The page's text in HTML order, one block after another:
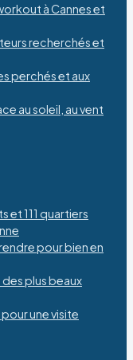
à Cannes et
recherchés et
perchés et aux
au soleil, au vent
et 111 quartiers
pour bien en
plus beaux
une visite